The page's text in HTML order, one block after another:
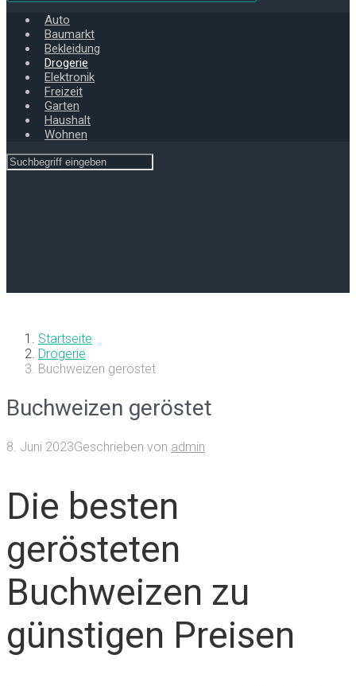
Auto
Baumarkt
Bekleidung
Drogerie
Elektronik
Freizeit
Garten
Haushalt
Wohnen
Startseite
Drogerie
Buchweizen geröstet
Buchweizen geröstet
8. Juni 2023Geschrieben von admin
Die besten
gerösteten
Buchweizen zu
günstigen Preisen